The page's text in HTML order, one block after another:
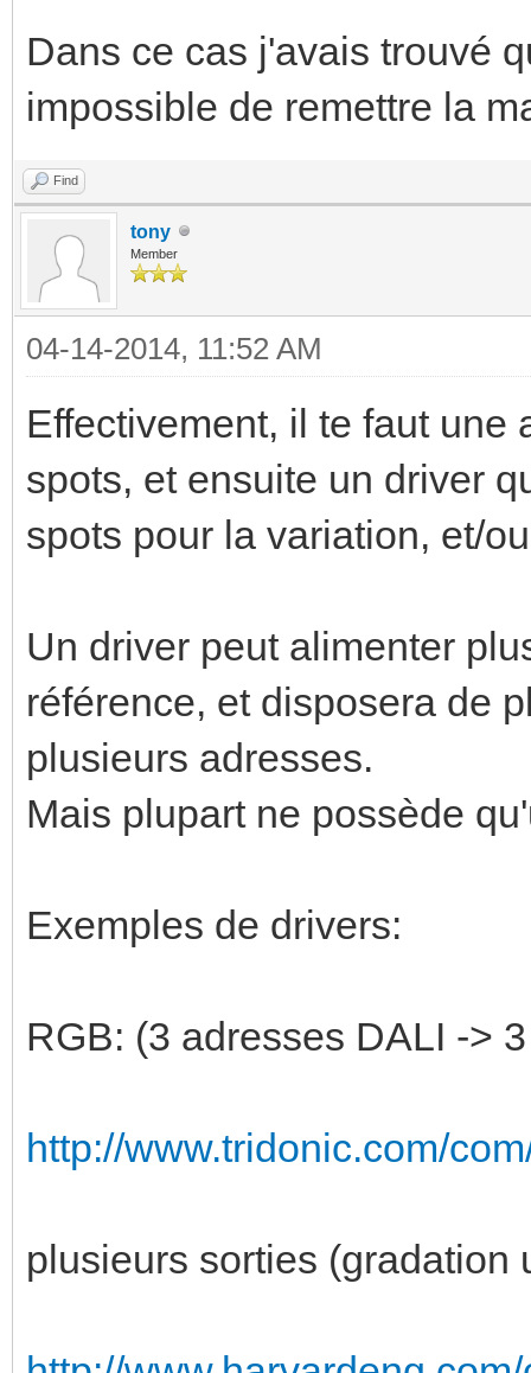
Dans ce cas j'avais trouvé
impossible de remettre la
Find
tony
Member
04-14-2014, 11:52 AM
Effectivement, il te faut une
spots, et ensuite un driver
spots pour la variation, et/
Un driver peut alimenter
référence, et disposera de
plusieurs adresses.
Mais plupart ne possède
Exemples de drivers:
RGB: (3 adresses DALI ->
http://www.tridonic.com/
plusieurs sorties (gradation